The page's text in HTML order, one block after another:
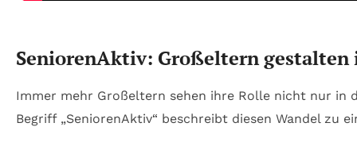
SeniorenAktiv: Großeltern gestalten
Immer mehr Großeltern sehen ihre Rolle nicht nur in
Begriff „SeniorenAktiv“ beschreibt diesen Wandel zu